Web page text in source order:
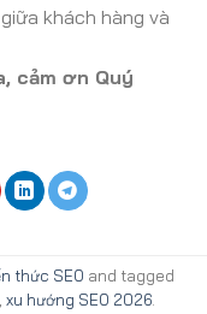
khách hàng và
cảm ơn Quý
thức SEO and tagged
xu hướng SEO 2026.